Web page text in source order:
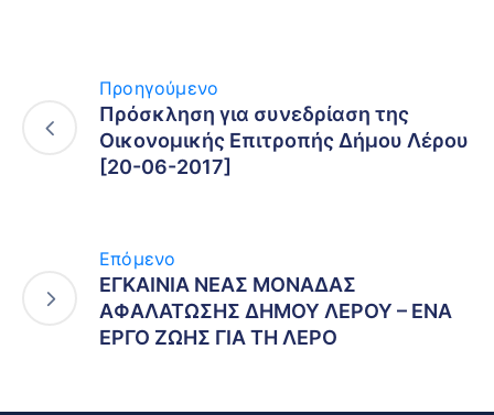
Προηγούμενο
Πρόσκληση για συνεδρίαση της
Οικονομικής Επιτροπής Δήμου Λέρου
[20-06-2017]
Επόμενο
ΕΓΚΑΙΝΙΑ ΝΕΑΣ ΜΟΝΑΔΑΣ
ΑΦΑΛΑΤΩΣΗΣ ΔΗΜΟΥ ΛΕΡΟΥ – ΕΝΑ
ΕΡΓΟ ΖΩΗΣ ΓΙΑ ΤΗ ΛΕΡΟ